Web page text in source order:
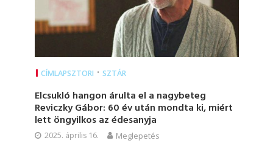
CÍMLAPSZTORI • SZTÁR
Elcsukló hangon árulta el a nagybeteg
Reviczky Gábor: 60 év után mondta ki, miért
lett öngyilkos az édesanyja
2025. április 16. Meglepetés